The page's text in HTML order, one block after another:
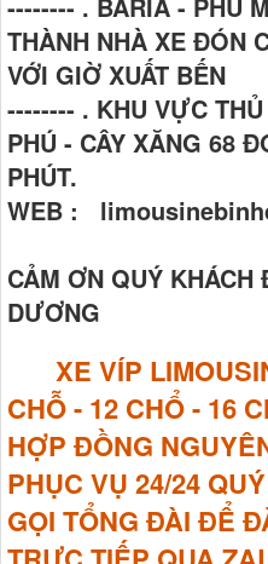
THÀNH NHÀ XE ĐÓN
VỚI GIỜ XUẤT BẾN
-------- . KHU VỰC
PHÚ - CÂY XĂNG 68
PHÚT.
WEB :
CẢM ƠN QUÝ
DƯƠNG
XE VÍP
CHỖ - 12 CHỔ - 16
HỢP ĐỒNG
PHỤC VỤ 24/24
GỌI TỔNG ĐÀI ĐỂ